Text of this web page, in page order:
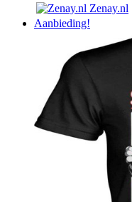
Zenay.nl
Aanbieding!